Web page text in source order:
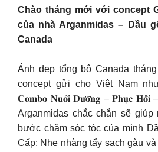
Chào tháng mới với concept
của nhà Arganmidas – Dầu
Canada
Ảnh đẹp tổng bộ Canada
concept gửi cho Việt Nam
𝐂𝐨𝐦𝐛𝐨 𝐍𝐮𝐨̂𝐢 𝐃𝐮̛𝐨̛̃𝐧𝐠 – 𝐏𝐡𝐮̣𝐜 𝐇𝐨̂̀𝐢
Arganmidas chắc chắn sẽ giúp
bước chăm sóc tóc của mình
Cấp: Nhẹ nhàng tẩy sạch gàu